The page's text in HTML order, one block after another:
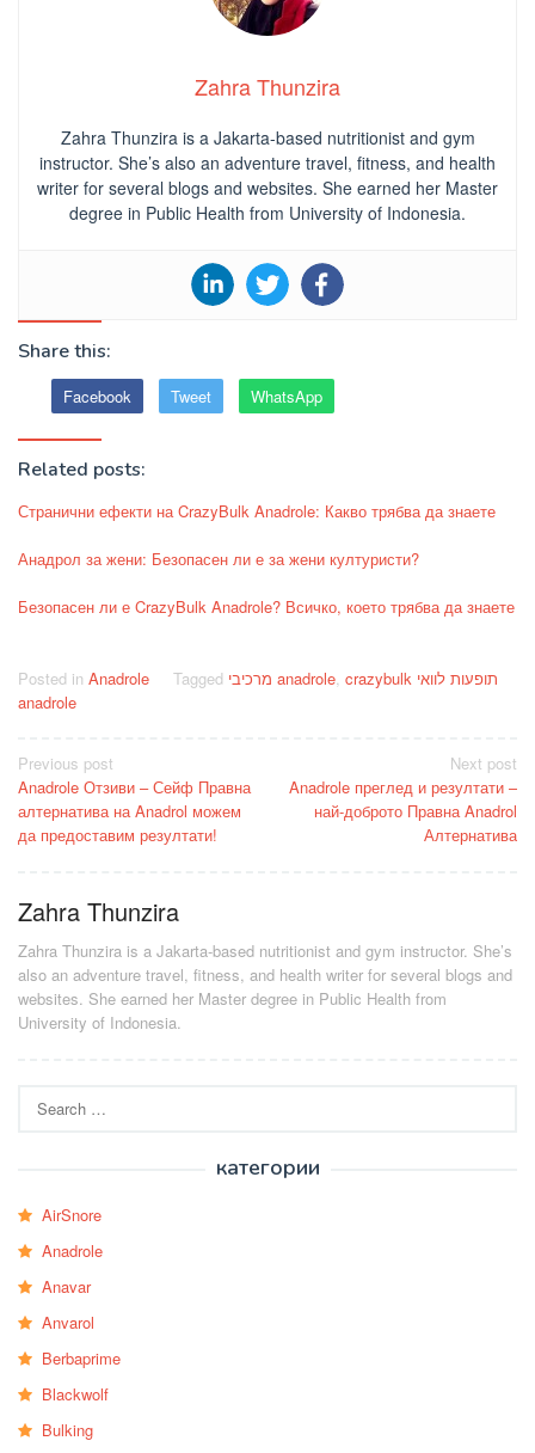
Zahra Thunzira
Zahra Thunzira is a Jakarta-based nutritionist and gym
instructor. She’s also an adventure travel, fitness, and health
writer for several blogs and websites. She earned her Master
degree in Public Health from University of Indonesia.
Share this:
Facebook Tweet WhatsApp
Related posts:
Странични ефекти на CrazyBulk Anadrole: Какво трябва да знаете
Анадрол за жени: Безопасен ли е за жени културисти?
Безопасен ли е CrazyBulk Anadrole? Всичко, което трябва да знаете
Posted in Anadrole Tagged מרכיבי anadrole crazybulk תופעות לוואי
anadrole
Post
navigation
Previous post
Anadrole Отзиви – Сейф Правна
алтернатива на Anadrol можем
да предоставим резултати!
Next post
Anadrole преглед и резултати –
най-доброто Правна Anadrol
Алтернатива
Zahra Thunzira
Zahra Thunzira is a Jakarta-based nutritionist and gym instructor. She’s
also an adventure travel, fitness, and health writer for several blogs and
websites. She earned her Master degree in Public Health from
University of Indonesia.
for:
категории
AirSnore
Anadrole
Anavar
Anvarol
Berbaprime
Blackwolf
Bulking